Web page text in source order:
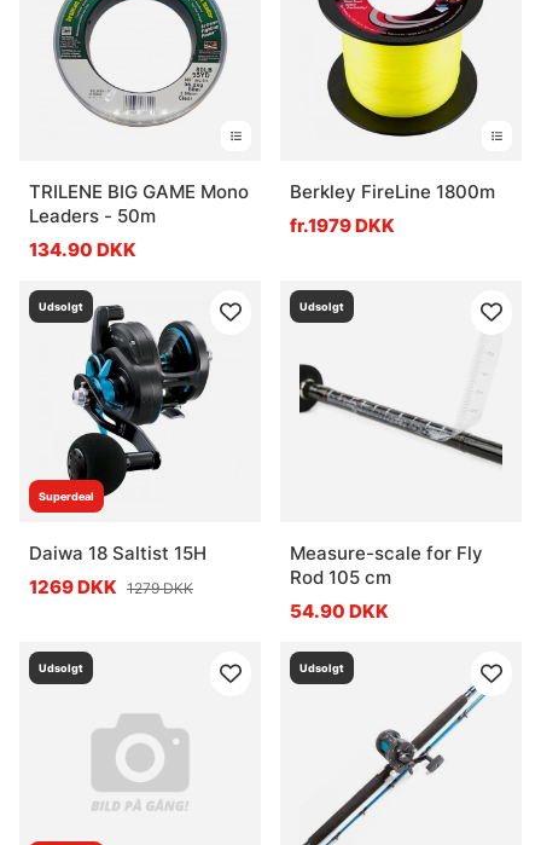
TRILENE BIG GAME Mono
Leaders - 50m
134.90 DKK
Berkley FireLine 1800m
fr.1979 DKK
Superdeal
Udsolgt
Daiwa 18 Saltist 15H
1269 DKK 1279 DKK
Udsolgt
Measure-scale for Fly
Rod 105 cm
54.90 DKK
Udsolgt Udsolgt